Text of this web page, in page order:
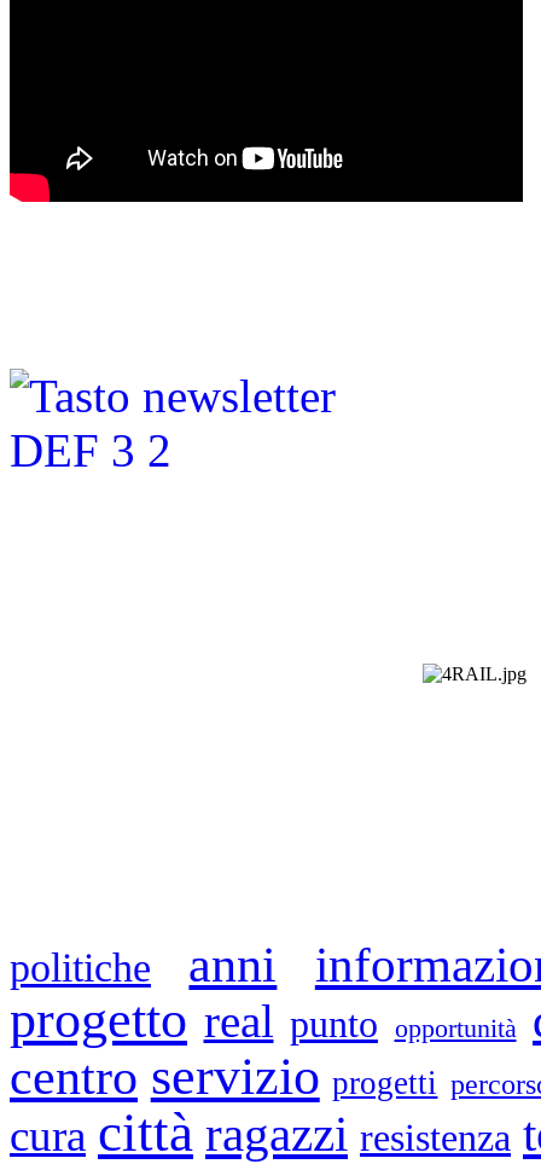
politiche anni
progetto real punto opportunità
centro servizio progetti
cura città ragazzi resistenza